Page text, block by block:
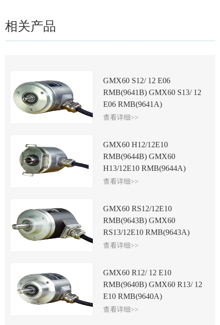
相关产品
GMX60 S12/ 12 E06
RMB(9641B) GMX60 S13/ 12
E06 RMB(9641A)
查看详细>>
GMX60 H12/12E10
RMB(9644B) GMX60
H13/12E10 RMB(9644A)
查看详细>>
GMX60 RS12/12E10
RMB(9643B) GMX60
RS13/12E10 RMB(9643A)
查看详细>>
GMX60 R12/ 12 E10
RMB(9640B) GMX60 R13/ 12
E10 RMB(9640A)
查看详细>>